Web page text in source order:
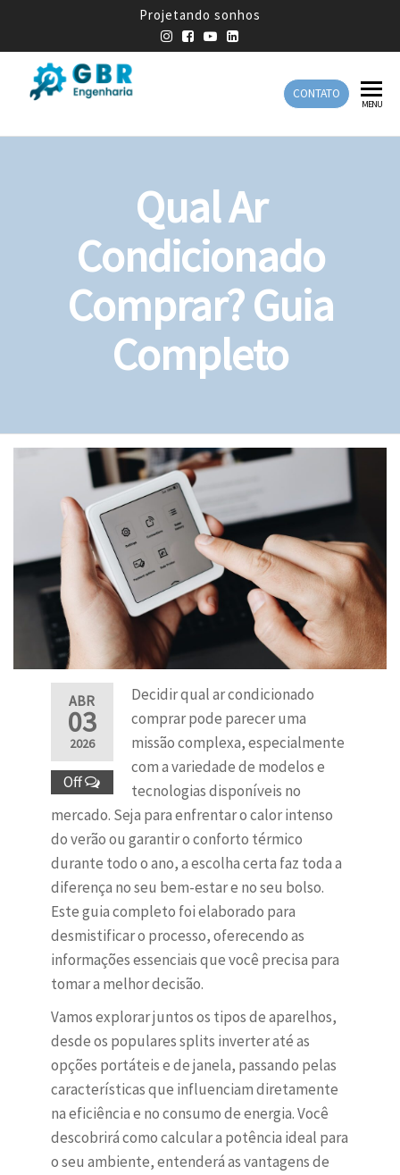
Projetando sonhos
Engenharia
Engenharia
CONTATO
MENU
Qual Ar
Condicionado
Comprar? Guia
Completo
ABR
03
2026
Off
Decidir qual ar condicionado
comprar pode parecer uma
missão complexa, especialmente
com a variedade de modelos e
tecnologias disponíveis no
mercado. Seja para enfrentar o calor intenso
do verão ou garantir o conforto térmico
durante todo o ano, a escolha certa faz toda a
diferença no seu bem-estar e no seu bolso.
Este guia completo foi elaborado para
desmistificar o processo, oferecendo as
informações essenciais que você precisa para
tomar a melhor decisão.
Vamos explorar juntos os tipos de aparelhos,
desde os populares splits inverter até as
opções portáteis e de janela, passando pelas
características que influenciam diretamente
na eficiência e no consumo de energia. Você
descobrirá como calcular a potência ideal para
o seu ambiente, entenderá as vantagens de